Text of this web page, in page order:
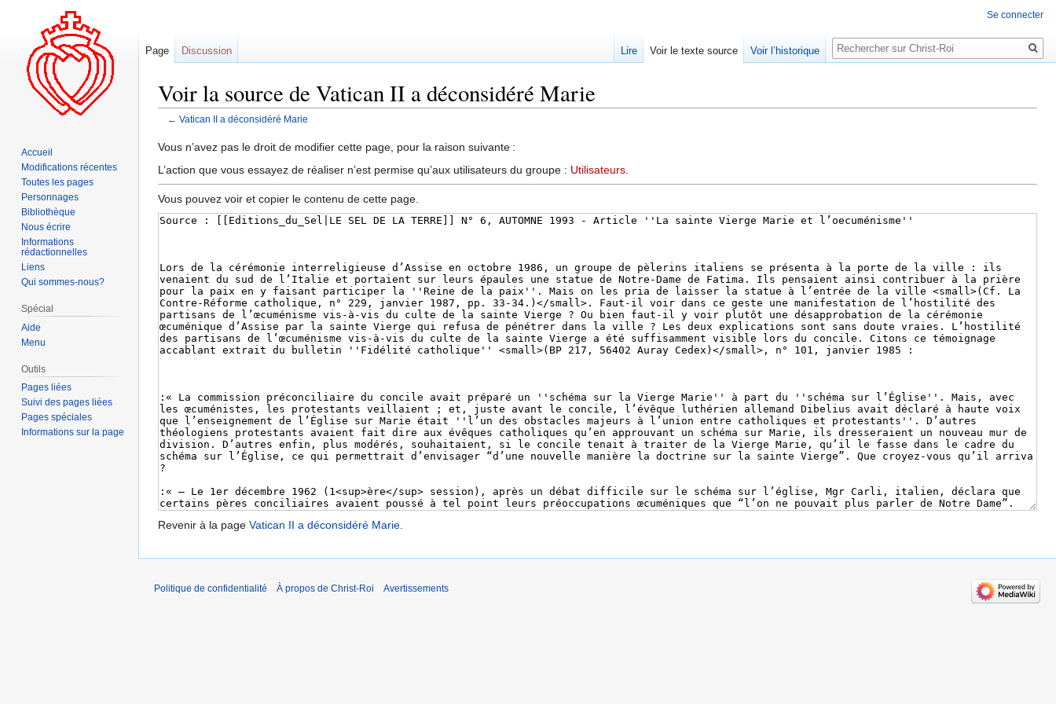
Voir la source de Vatican II a déconsidéré Marie
← Vatican II a déconsidéré Marie
Aller
à
navigation
Aller
à
recherche
Vous n’avez pas le droit de modifier cette page, pour la raison suivante :
L’action que vous essayez de réaliser n’est permise qu’aux utilisateurs du groupe : Utilisateurs
Vous pouvez voir et copier le contenu de cette page.
Revenir à la page Vatican II a déconsidéré Marie.
Se connecter
Page Discussion Lire Voir le texte source Voir l’historique
Rechercher
Accueil
Modifications récentes
Toutes les pages
Personnages
Bibliothèque
Nous écrire
Informations
rédactionnelles
Liens
Qui sommes-nous?
Spécial
Aide
Menu
Outils
Pages liées
Suivi des pages liées
Pages spéciales
Informations sur la page
Politique de confidentialité À propos de Christ-Roi Avertissements